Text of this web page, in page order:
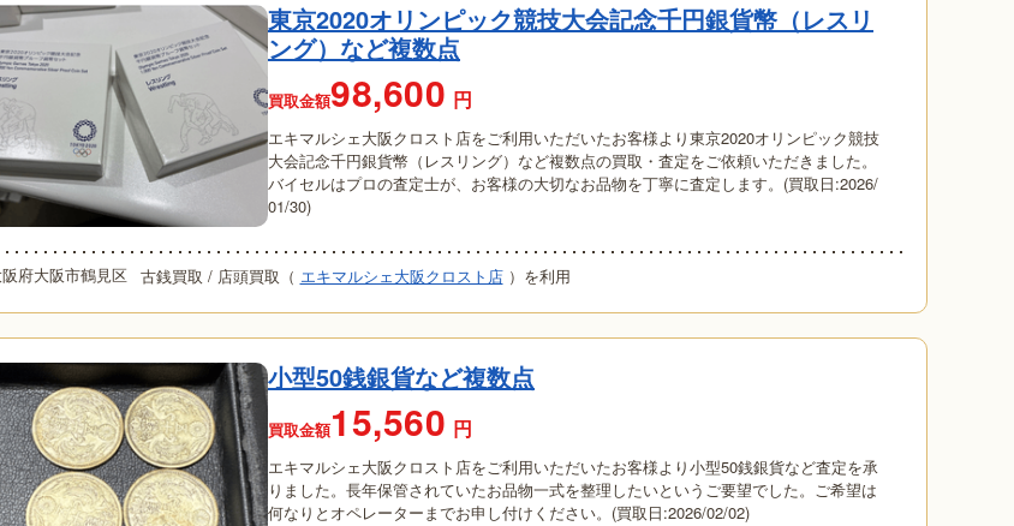
東京2020オリンピック競技大会記念千円銀貨幣（レスリ
ング）など複数点
買取金額98,600 円
エキマルシェ大阪クロスト店をご利用いただいたお客様より東京2020オリンピック競技
大会記念千円銀貨幣（レスリング）など複数点の買取・査定をご依頼いただきました。
バイセルはプロの査定士が、お客様の大切なお品物を丁寧に査定します。(買取日:2026/
01/30)
府大阪市鶴見区 古銭買取 / 店頭買取（ エキマルシェ大阪クロスト店 ）を利用
小型50銭銀貨など複数点
買取金額15,560 円
エキマルシェ大阪クロスト店をご利用いただいたお客様より小型50銭銀貨など査定を承
りました。長年保管されていたお品物一式を整理したいというご要望でした。ご希望は
何なりとオペレーターまでお申し付けください。(買取日:2026/02/02)